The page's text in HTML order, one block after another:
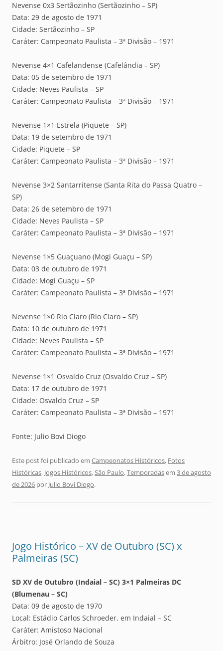
Nevense 0x3 Sertãozinho (Sertãozinho – SP)
Data: 29 de agosto de 1971
Cidade: Sertãozinho – SP
Caráter: Campeonato Paulista – 3ª Divisão – 1971
Nevense 4×1 Cafelandense (Cafelândia – SP)
Data: 05 de setembro de 1971
Cidade: Neves Paulista – SP
Caráter: Campeonato Paulista – 3ª Divisão – 1971
Nevense 1×1 Estrela (Piquete – SP)
Data: 19 de setembro de 1971
Cidade: Piquete – SP
Caráter: Campeonato Paulista – 3ª Divisão – 1971
Nevense 3×2 Santarritense (Santa Rita do Passa Quatro –
SP)
Data: 26 de setembro de 1971
Cidade: Neves Paulista – SP
Caráter: Campeonato Paulista – 3ª Divisão – 1971
Nevense 1×5 Guaçuano (Mogi Guaçu – SP)
Data: 03 de outubro de 1971
Cidade: Mogi Guaçu – SP
Caráter: Campeonato Paulista – 3ª Divisão – 1971
Nevense 1×0 Rio Claro (Rio Claro – SP)
Data: 10 de outubro de 1971
Cidade: Neves Paulista – SP
Caráter: Campeonato Paulista – 3ª Divisão – 1971
Nevense 1×1 Osvaldo Cruz (Osvaldo Cruz – SP)
Data: 17 de outubro de 1971
Cidade: Osvaldo Cruz – SP
Caráter: Campeonato Paulista – 3ª Divisão – 1971
Fonte: Julio Bovi Diogo
Este post foi publicado em Campeonatos Históricos, Fotos
Históricas, Jogos Históricos,São Paulo,Temporadasem 3 de agosto
de 2026 por Julio Bovi Diogo.
Jogo Histórico – XV de Outubro (SC) x
Palmeiras (SC)
SD XV de Outubro (Indaial – SC) 3×1 Palmeiras DC
(Blumenau – SC)
Data: 09 de agosto de 1970
Local: Estádio Carlos Schroeder, em Indaial – SC
Caráter: Amistoso Nacional
Árbitro: José Orlando de Souza